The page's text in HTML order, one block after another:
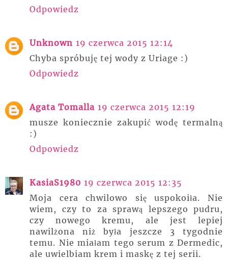
Odpowiedz
Unknown 19 czerwca 2015 12:14
Chyba spróbuję tej wody z Uriage :)
Odpowiedz
Agata Tomalla 19 czerwca 2015 12:19
musze koniecznie zakupić wodę termalną
:)
Odpowiedz
KasiaS1980 19 czerwca 2015 12:35
Moja cera chwilowo się uspokoiła. Nie
wiem, czy to za sprawą lepszego pudru,
czy nowego kremu, ale jest lepiej
nawilżona niż była jeszcze 3 tygodnie
temu. Nie miałam tego serum z Dermedic,
ale uwielbiam krem i maskę z tej serii.